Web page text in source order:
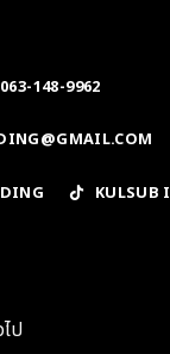
063-148-9962
KULSUB
ป